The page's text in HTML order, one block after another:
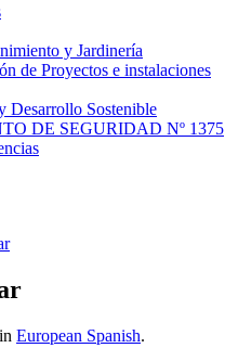
y Jardinería
de Proyectos e instalaciones
Desarrollo Sostenible
DE SEGURIDAD Nº 1375
European Spanish.